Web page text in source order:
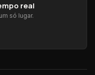
real
só lugar.